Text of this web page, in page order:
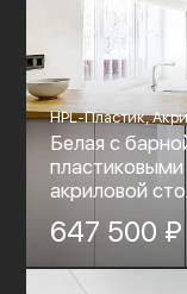
HPL-Пластик,
Белая с
акриловой
647 500 ₽